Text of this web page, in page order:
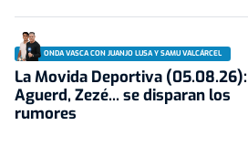
ONDA VASCA CON JUANJO LUSA Y SAMU VALCÁRCEL
La Movida Deportiva (05.08.26):
Aguerd, Zezé... se disparan los
rumores